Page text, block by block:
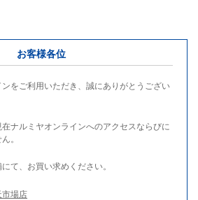
お客様各位
をご利用いただき、誠にありがとうござい
ナルミヤオンラインへのアクセスならびに
。
て、お買い求めください。
市場店